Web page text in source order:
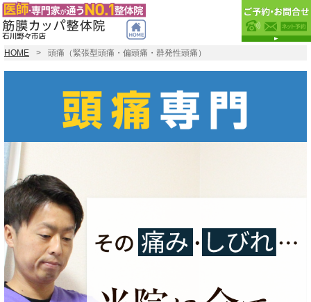
HOME 頭痛（緊張型頭痛・偏頭痛・群発性頭痛）